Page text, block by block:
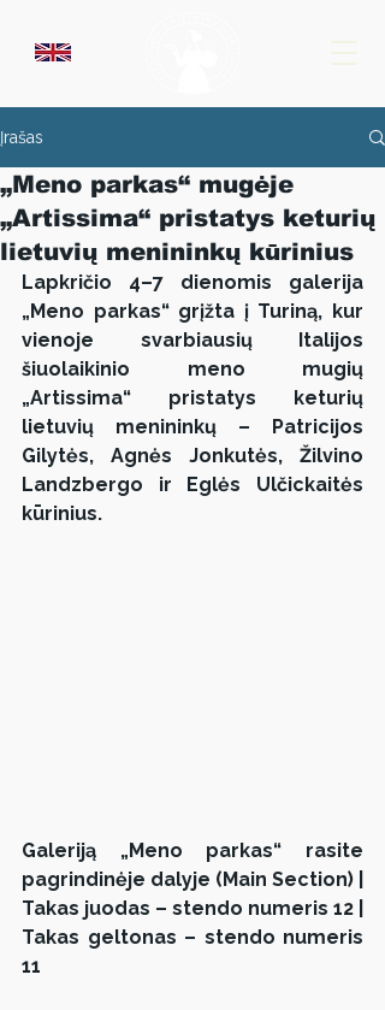
Įrašas
„Meno parkas“ mugėje
„Artissima“ pristatys keturių
lietuvių menininkų kūrinius
Lapkričio 4–7 dienomis galerija
„Meno parkas“ grįžta į Turiną, kur
vienoje svarbiausių Italijos
šiuolaikinio meno mugių
„Artissima“ pristatys keturių
lietuvių menininkų – Patricijos
Gilytės, Agnės Jonkutės, Žilvino
Landzbergo ir Eglės Ulčickaitės
kūrinius.
Galeriją „Meno parkas“ rasite
pagrindinėje dalyje (Main Section) |
Takas juodas – stendo numeris 12 |
Takas geltonas – stendo numeris
11